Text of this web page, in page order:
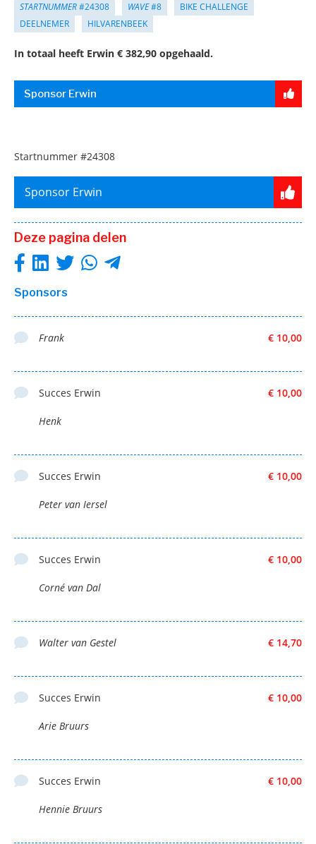
STARTNUMMER#24308 WAVE#8
BIKE CHALLENGE
DEELNEMER
HILVARENBEEK
In totaal heeft Erwin € 382,90 opgehaald.
Sponsor Erwin
Startnummer #24308
Sponsor Erwin
Deze pagina delen
Sponsors
€ 10,00
Frank
€ 10,00
Succes Erwin
Henk
€ 10,00
Succes Erwin
Peter van Iersel
€ 10,00
Succes Erwin
Corné van Dal
€ 14,70
Walter van Gestel
€ 10,00
Succes Erwin
Arie Bruurs
€ 10,00
Succes Erwin
Hennie Bruurs